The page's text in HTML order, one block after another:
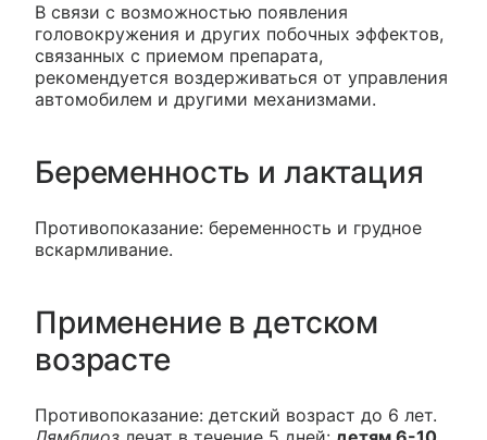
В связи с возможностью появления
головокружения и других побочных эффектов,
связанных с приемом препарата,
рекомендуется воздерживаться от управления
автомобилем и другими механизмами.
Беременность и лактация
Противопоказание: беременность и грудное
вскармливание.
Применение в детском
возрасте
Противопоказание: детский возраст до 6 лет.